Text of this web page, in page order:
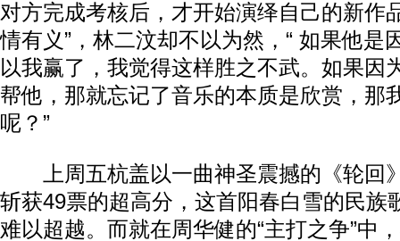
对方完成考核后，才开始演绎自己的新作
情有义”，林二汶却不以为然，“ 如果他是
以我赢了，我觉得这样胜之不武。如果因
帮他，那就忘记了音乐的本质是欣赏，那
呢？”
上周五杭盖以一曲神圣震撼的《轮回
斩获49票的超高分，这首阳春白雪的民族
难以超越。而就在周华健的“主打之争”中